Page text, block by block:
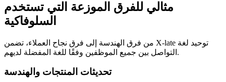
مثالي للفرق الموزعة التي تستخدم
السلوفاكية
من فرق الهندسة إلى فرق نجاح العملاء، تضمن X-late توحيد لغة
التواصل بين جميع الموظفين وفقًا للغة المفضلة لديهم.
تحديثات المنتجات والهندسة